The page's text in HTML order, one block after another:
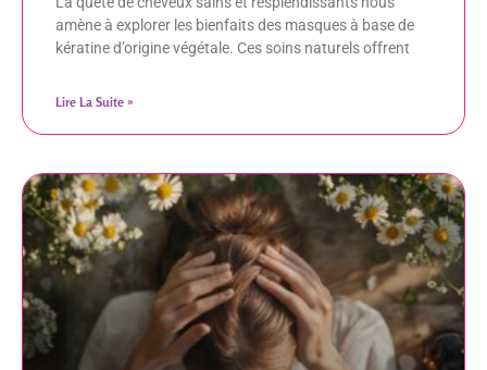
amène à explorer les bienfaits des masques à base de
kératine d’origine végétale. Ces soins naturels offrent
Lire La Suite »